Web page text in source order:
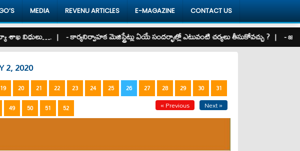
MEDIA REVENU ARTICLES E-MAGAZINE CONTACT US
విధులు…. |- కార్యనిర్వాహక మెజిస్ట్రేట్లు ఏయే సందర్భాల్లో ఎటువంటి చర్యలు తీసుకోవచ్చు ? |- జాగీర్లు
2, 2020
19 20 21 22 23 24 25 26 27 28 29 30
31
49 50 51 52 « Previous Next »